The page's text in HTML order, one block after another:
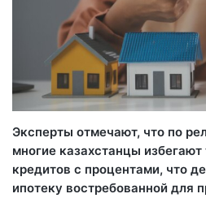
Эксперты отмечают, что по
многие казахстанцы
кредитов с процентами, что
ипотеку востребованной для